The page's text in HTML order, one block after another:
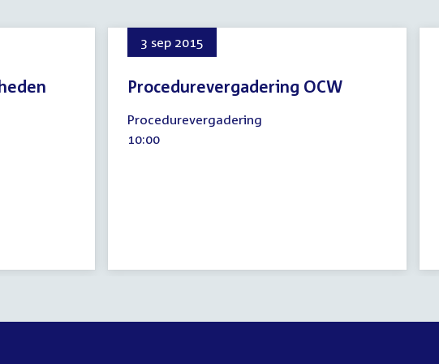
3 sep 2015
Procedurevergadering OCW
september
2015
Procedurevergadering
Tijd
10:00